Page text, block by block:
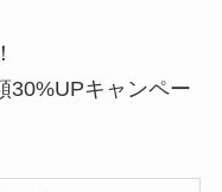
30%UPキャンペー